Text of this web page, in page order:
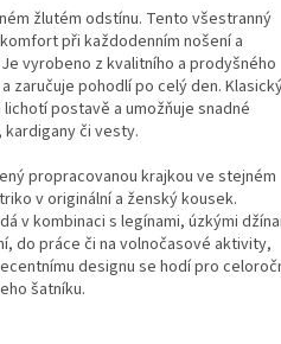
žlutém odstínu. Tento všestranný
při každodenním nošení a
vyrobeno z kvalitního a prodyšného
zaručuje pohodlí po celý den.
postavě a umožňuje snadné
či vesty.
propracovanou krajkou ve stejném
v originální a ženský kousek.
v kombinaci s legínami, úzkými
do práce či na volnočasové aktivity,
designu se hodí pro
šatníku.